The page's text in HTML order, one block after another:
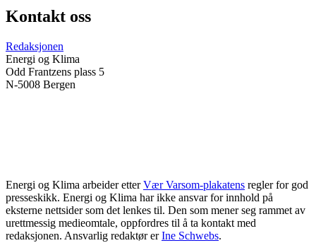
Kontakt oss
Redaksjonen
Energi og Klima
Odd Frantzens plass 5
N-5008 Bergen
Energi og Klima arbeider etter Vær Varsom-plakatens regler for god
presseskikk. Energi og Klima har ikke ansvar for innhold på
eksterne nettsider som det lenkes til. Den som mener seg rammet av
urettmessig medieomtale, oppfordres til å ta kontakt med
redaksjonen. Ansvarlig redaktør er Ine Schwebs.